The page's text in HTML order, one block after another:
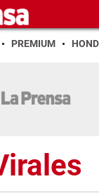
PREMIUM